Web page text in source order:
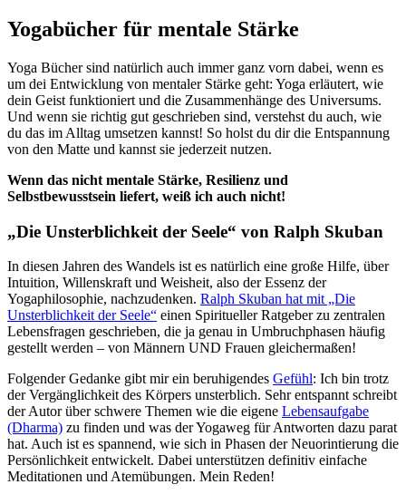
Yogabücher für mentale Stärke
Yoga Bücher sind natürlich auch immer ganz vorn dabei, wenn es
um dei Entwicklung von mentaler Stärke geht: Yoga erläutert, wie
dein Geist funktioniert und die Zusammenhänge des Universums.
Und wenn sie richtig gut geschrieben sind, verstehst du auch, wie
du das im Alltag umsetzen kannst! So holst du dir die Entspannung
von den Matte und kannst sie jederzeit nutzen.
Wenn das nicht mentale Stärke, Resilienz und
Selbstbewusstsein liefert, weiß ich auch nicht!
„Die Unsterblichkeit der Seele“ von Ralph Skuban
In diesen Jahren des Wandels ist es natürlich eine große Hilfe, über
Intuition, Willenskraft und Weisheit, also der Essenz der
Yogaphilosophie, nachzudenken. Ralph Skuban hat mit „Die
Unsterblichkeit der Seele“ einen Spiritueller Ratgeber zu zentralen
Lebensfragen geschrieben, die ja genau in Umbruchphasen häufig
gestellt werden – von Männern UND Frauen gleichermaßen!
Folgender Gedanke gibt mir ein beruhigendes Gefühl: Ich bin trotz
der Vergänglichkeit des Körpers unsterblich. Sehr entspannt schreibt
der Autor über schwere Themen wie die eigene Lebensaufgabe
(Dharma) zu finden und was der Yogaweg für Antworten dazu parat
hat. Auch ist es spannend, wie sich in Phasen der Neuorintierung die
Persönlichkeit entwickelt. Dabei unterstützen definitiv einfache
Meditationen und Atemübungen. Mein Reden!